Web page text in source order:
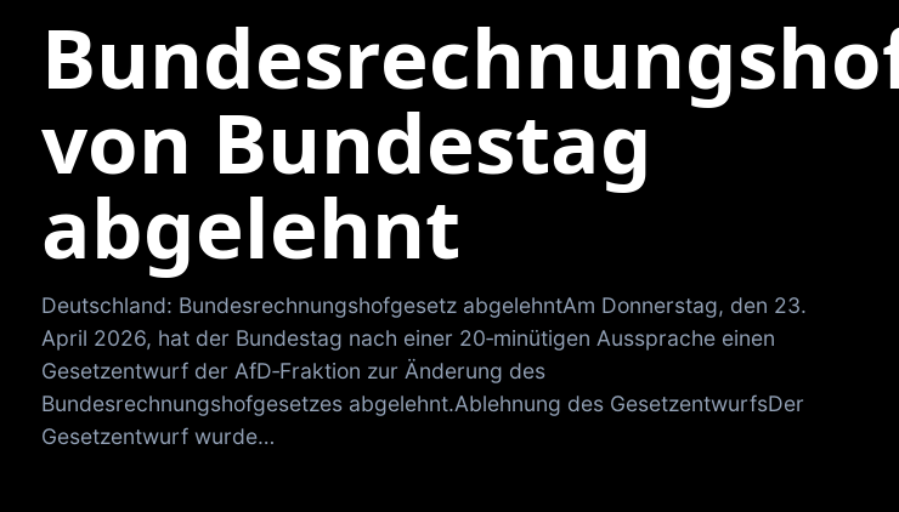
von Bundestag
abgelehnt
Deutschland: Bundesrechnungshofgesetz abgelehntAm Donnerstag, den 23.
April 2026, hat der Bundestag nach einer 20‑minütigen Aussprache einen
Gesetzentwurf der AfD‑Fraktion zur Änderung des
Bundesrechnungshofgesetzes abgelehnt.Ablehnung des GesetzentwurfsDer
Gesetzentwurf wurde…